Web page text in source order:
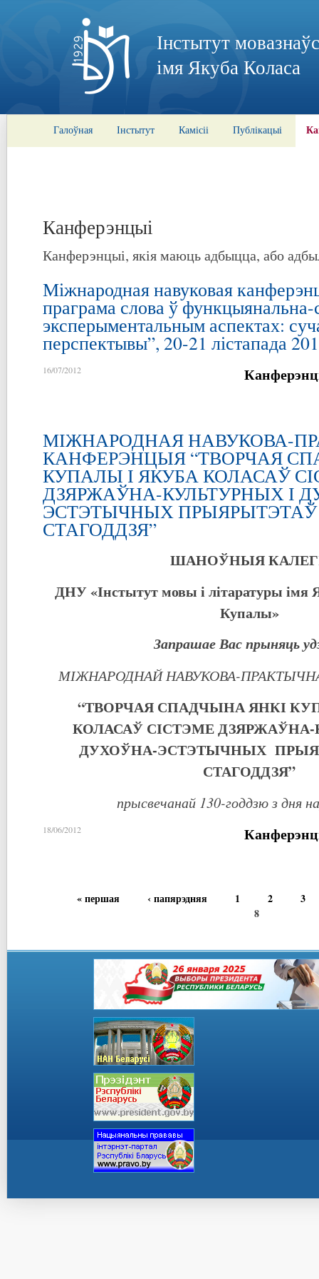
Інстытут
імя Якуба Коласа
Галоўная Інстытут Камісіі Публікацыі
Канферэнцыі
Канферэнцыі, якія маюць адбыцца, або
Міжнародная навуковая
праграма слова ў
эксперыментальным аспектах:
перспектывы”, 20-21 лістапада
16/07/2012
МІЖНАРОДНАЯ НАВУКОВА-
КАНФЕРЭНЦЫЯ “ТВОРЧАЯ
КУПАЛЫ І ЯКУБА КОЛАСАЎ
ДЗЯРЖАЎНА-КУЛЬТУРНЫХ І
ЭСТЭТЫЧНЫХ ПРЫЯРЫТЭТАЎ
СТАГОДДЗЯ”
ШАНОЎНЫЯ
ДНУ «Інстытут мовы і літаратуры імя
Купалы»
Запрашае Вас прыняць
МІЖНАРОДНАЙ НАВУКОВА-
“ТВОРЧАЯ СПАДЧЫНА ЯНКІ
КОЛАСАЎ СІСТЭМЕ
ДУХОЎНА-ЭСТЭТЫЧНЫХ
СТАГОДДЗЯ”
прысвечанай 130-годдзю з дня
18/06/2012
« першая ‹ папярэдняя 1 2
3
8